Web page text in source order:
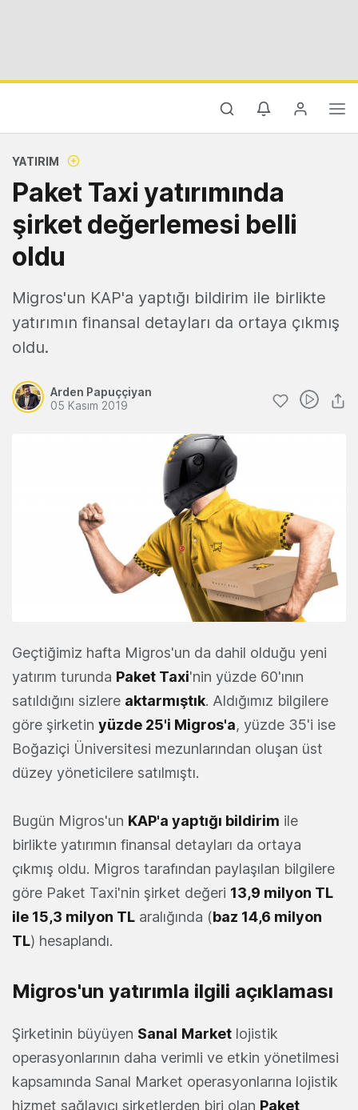
YATIRIM
Paket Taxi yatırımında
şirket değerlemesi belli
oldu
Migros'un KAP'a yaptığı bildirim ile birlikte
yatırımın finansal detayları da ortaya çıkmış
oldu.
Arden Papuççiyan
05 Kasım 2019
Geçtiğimiz hafta Migros'un da dahil olduğu yeni
yatırım turunda Paket Taxi'nin yüzde 60'ının
satıldığını sizlere aktarmıştık. Aldığımız bilgilere
göre şirketin yüzde 25'i Migros'a, yüzde 35'i ise
Boğaziçi Üniversitesi mezunlarından oluşan üst
düzey yöneticilere satılmıştı.
Bugün Migros'un KAP'a yaptığı bildirim ile
birlikte yatırımın finansal detayları da ortaya
çıkmış oldu. Migros tarafından paylaşılan bilgilere
göre Paket Taxi'nin şirket değeri 13,9 milyon TL
ile 15,3 milyon TL aralığında (baz 14,6 milyon
TL) hesaplandı.
Migros'un yatırımla ilgili açıklaması
Şirketinin büyüyen Sanal Market lojistik
operasyonlarının daha verimli ve etkin yönetilmesi
kapsamında Sanal Market operasyonlarına lojistik
hizmet sağlayıcı şirketlerden biri olan Paket